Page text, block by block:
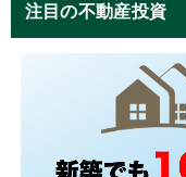
注目の不動産投資